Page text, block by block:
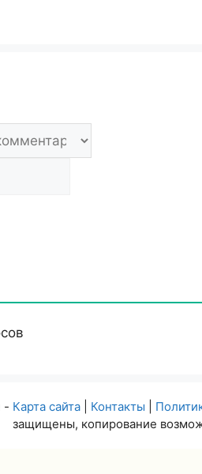
- Карта сайта Контакты
защищены, копирование